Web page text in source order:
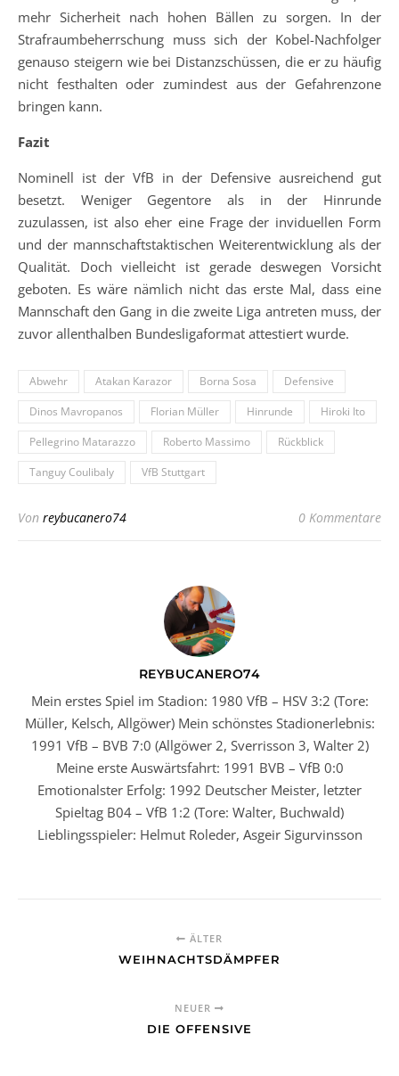
mehr Sicherheit nach hohen Bällen zu sorgen. In der
Strafraumbeherrschung muss sich der Kobel-Nachfolger
genauso steigern wie bei Distanzschüssen, die er zu häufig
nicht festhalten oder zumindest aus der Gefahrenzone
bringen kann.
Fazit
Nominell ist der VfB in der Defensive ausreichend gut
besetzt. Weniger Gegentore als in der Hinrunde
zuzulassen, ist also eher eine Frage der inviduellen Form
und der mannschaftstaktischen Weiterentwicklung als der
Qualität. Doch vielleicht ist gerade deswegen Vorsicht
geboten. Es wäre nämlich nicht das erste Mal, dass eine
Mannschaft den Gang in die zweite Liga antreten muss, der
zuvor allenthalben Bundesligaformat attestiert wurde.
Abwehr Atakan Karazor Borna Sosa
Defensive
Dinos Mavropanos
Florian Müller Hinrunde
Hiroki Ito
Pellegrino Matarazzo
Roberto Massimo
Rückblick
Tanguy Coulibaly
VfB Stuttgart
Von reybucanero74 0 Kommentare
REYBUCANERO74
Mein erstes Spiel im Stadion: 1980 VfB – HSV 3:2 (Tore:
Müller, Kelsch, Allgöwer) Mein schönstes Stadionerlebnis:
1991 VfB – BVB 7:0 (Allgöwer 2, Sverrisson 3, Walter 2)
Meine erste Auswärtsfahrt: 1991 BVB – VfB 0:0
Emotionalster Erfolg: 1992 Deutscher Meister, letzter
Spieltag B04 – VfB 1:2 (Tore: Walter, Buchwald)
Lieblingsspieler: Helmut Roleder, Asgeir Sigurvinsson
ÄLTER
WEIHNACHTSDÄMPFER
NEUER
DIE OFFENSIVE